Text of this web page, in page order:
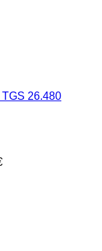
TGS 26.480